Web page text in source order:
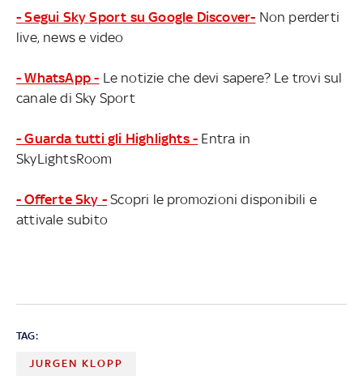
- Segui Sky Sport su Google Discover- Non perderti
live, news e video
- WhatsApp - Le notizie che devi sapere? Le trovi sul
canale di Sky Sport
- Guarda tutti gli Highlights - Entra in
SkyLightsRoom
- Offerte Sky - Scopri le promozioni disponibili e
attivale subito
TAG:
JURGEN KLOPP